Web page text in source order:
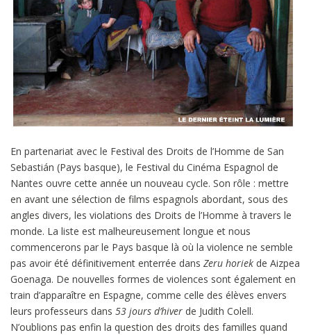
En partenariat avec le Festival des Droits de l’Homme de San
Sebastián (Pays basque), le Festival du Cinéma Espagnol de
Nantes ouvre cette année un nouveau cycle. Son rôle : mettre
en avant une sélection de films espagnols abordant, sous des
angles divers, les violations des Droits de l’Homme à travers le
monde. La liste est malheureusement longue et nous
commencerons par le Pays basque là où la violence ne semble
pas avoir été définitivement enterrée dans Zeru horiek de Aizpea
Goenaga. De nouvelles formes de violences sont également en
train d’apparaître en Espagne, comme celle des élèves envers
leurs professeurs dans 53 jours d’hiver de Judith Colell.
N’oublions pas enfin la question des droits des familles quand